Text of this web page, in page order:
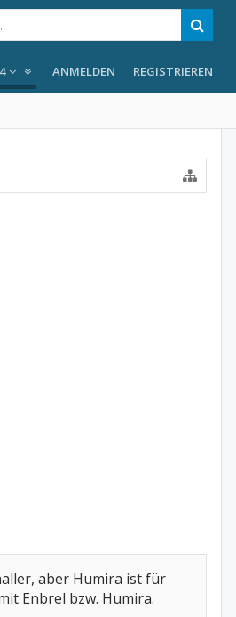
ANMELDEN REGISTRIEREN
aber Humira ist für
Enbrel bzw. Humira.